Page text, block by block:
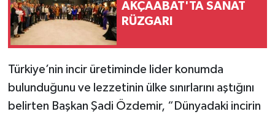
AKÇAABAT'TA SANAT
RÜZGARI
Türkiye’nin incir üretiminde lider konumda
bulunduğunu ve lezzetinin ülke sınırlarını aştığını
belirten Başkan Şadi Özdemir, “Dünyadaki incirin